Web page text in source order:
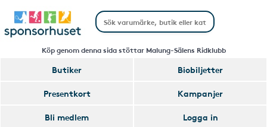
Köp genom denna sida stöttar Malung-Sälens Ridklubb
Butiker
Biobiljetter
Presentkort
Kampanjer
Bli medlem
Logga in